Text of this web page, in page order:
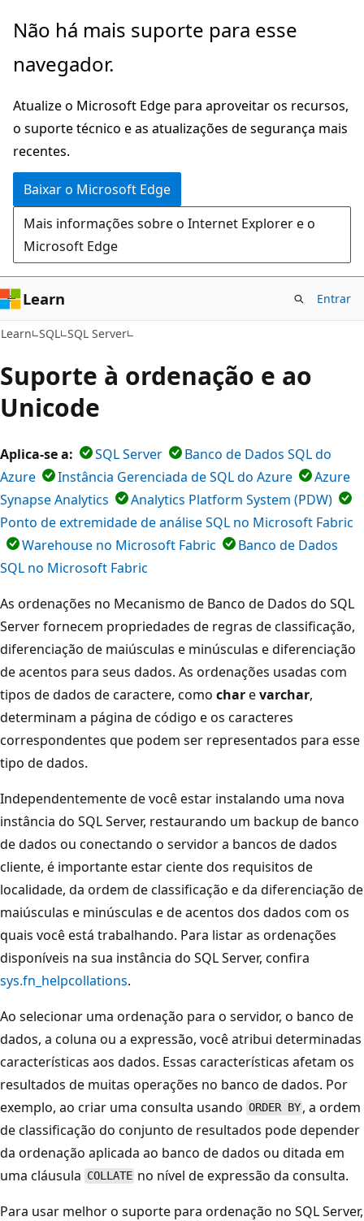
Pular
o
principal
Não há mais suporte para esse
navegador.
Atualize o Microsoft Edge para aproveitar os recursos,
o suporte técnico e as atualizações de segurança mais
recentes.
Baixar o Microsoft Edge
Mais informações sobre o Internet Explorer e o
Microsoft Edge
Learn Entrar
Learn SQL SQL Server
Suporte à ordenação e ao
Unicode
Aplica-se a: SQL Server
Banco de Dados SQL do
Azure
Instância Gerenciada de SQL do Azure
Azure
Synapse Analytics
Analytics Platform System (PDW)
Ponto de extremidade de análise SQL no Microsoft Fabric
Warehouse no Microsoft Fabric
Banco de Dados
SQL no Microsoft Fabric
As ordenações no Mecanismo de Banco de Dados do SQL
Server fornecem propriedades de regras de classificação,
diferenciação de maiúsculas e minúsculas e diferenciação
de acentos para seus dados. As ordenações usadas com
tipos de dados de caractere, como charevarchar,
determinam a página de código e os caracteres
correspondentes que podem ser representados para esse
tipo de dados.
Independentemente de você estar instalando uma nova
instância do SQL Server, restaurando um backup de banco
de dados ou conectando o servidor a bancos de dados
cliente, é importante estar ciente dos requisitos de
localidade, da ordem de classificação e da diferenciação de
maiúsculas e minúsculas e de acentos dos dados com os
quais você está trabalhando. Para listar as ordenações
disponíveis na sua instância do SQL Server, confira
sys.fn_helpcollations.
Ao selecionar uma ordenação para o servidor, o banco de
dados, a coluna ou a expressão, você atribui determinadas
características aos dados. Essas características afetam os
resultados de muitas operações no banco de dados. Por
exemplo, ao criar uma consulta usando ORDER BY , a ordem
de classificação do conjunto de resultados pode depender
da ordenação aplicada ao banco de dados ou ditada em
uma cláusula COLLATE no nível de expressão da consulta.
Para usar melhor o suporte para ordenação no SQL Server,